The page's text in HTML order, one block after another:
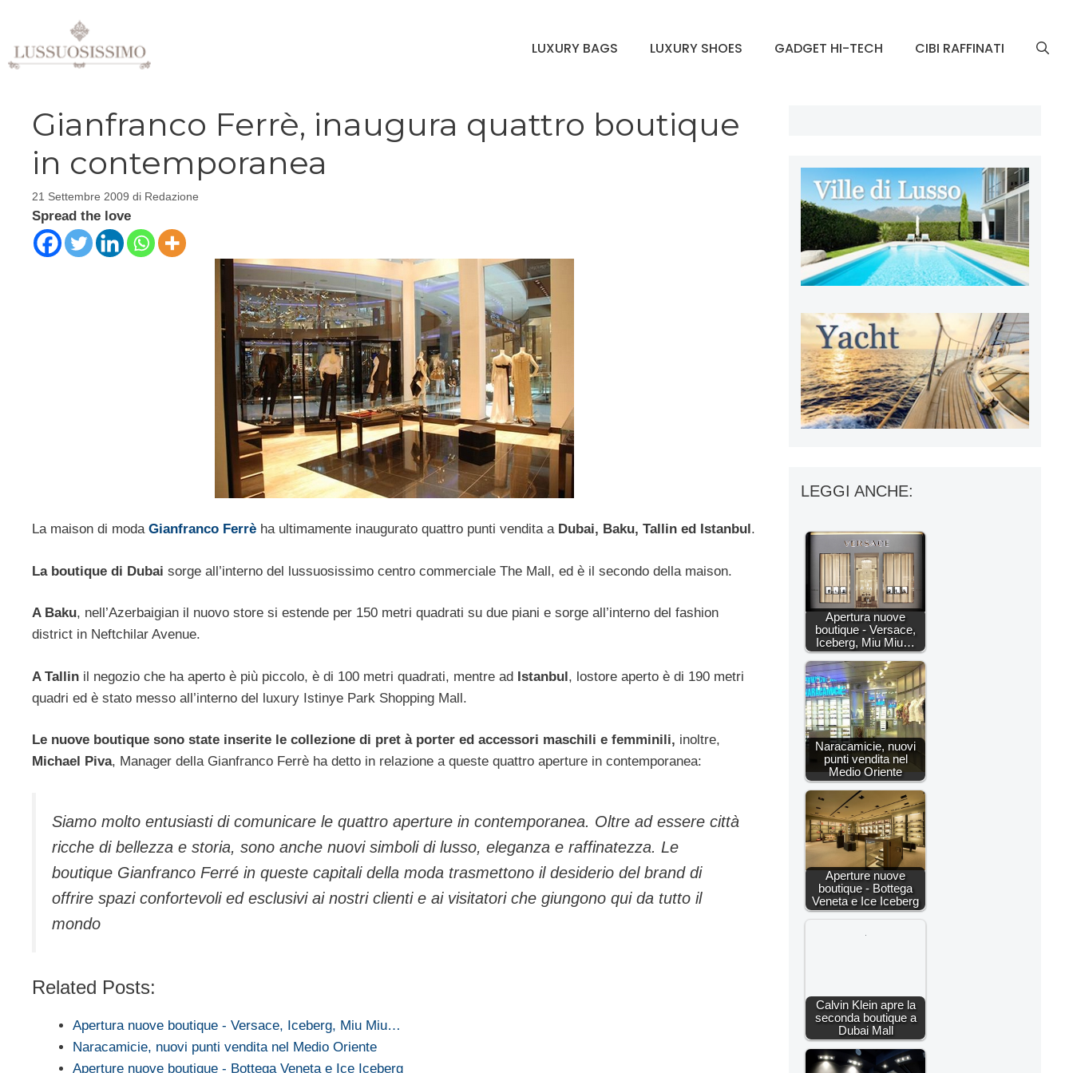
contenuto
LUXURY BAGS LUXURY SHOES GADGET HI-TECH CIBI RAFFINATI
Gianfranco Ferrè, inaugura quattro boutique
in contemporanea
21 Settembre 2009 di Redazione
Spread the love
La maison di moda Gianfranco Ferrè ha ultimamente inaugurato quattro punti vendita a Dubai, Baku, Tallin ed Istanbul.
La boutique di Dubai sorge all’interno del lussuosissimo centro commerciale The Mall, ed è il secondo della maison.
A Baku, nell’Azerbaigian il nuovo store si estende per 150 metri quadrati su due piani e sorge all’interno del fashion
district in Neftchilar Avenue.
A Tallin il negozio che ha aperto è più piccolo, è di 100 metri quadrati, mentre ad Istanbul, lostore aperto è di 190 metri
quadri ed è stato messo all’interno del luxury Istinye Park Shopping Mall.
Le nuove boutique sono state inserite le collezione di pret à porter ed accessori maschili e femminili, inoltre,
Michael Piva, Manager della Gianfranco Ferrè ha detto in relazione a queste quattro aperture in contemporanea:
Siamo molto entusiasti di comunicare le quattro aperture in contemporanea. Oltre ad essere città
ricche di bellezza e storia, sono anche nuovi simboli di lusso, eleganza e raffinatezza. Le
boutique Gianfranco Ferré in queste capitali della moda trasmettono il desiderio del brand di
offrire spazi confortevoli ed esclusivi ai nostri clienti e ai visitatori che giungono qui da tutto il
mondo
Related Posts:
Apertura nuove boutique - Versace, Iceberg, Miu Miu…
Naracamicie, nuovi punti vendita nel Medio Oriente
Aperture nuove boutique - Bottega Veneta e Ice Iceberg
LEGGI ANCHE:
Apertura nuove
boutique - Versace,
Iceberg, Miu Miu…
Naracamicie, nuovi
punti vendita nel
Medio Oriente
Aperture nuove
boutique - Bottega
Veneta e Ice Iceberg
Calvin Klein apre la
seconda boutique a
Dubai Mall